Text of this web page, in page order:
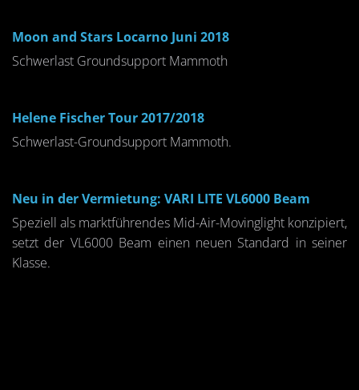
Moon and Stars Locarno Juni 2018
Schwerlast Groundsupport Mammoth
Helene Fischer Tour 2017/2018
Schwerlast-Groundsupport Mammoth.
Neu in der Vermietung: VARI LITE VL6000 Beam
Speziell als marktführendes Mid-Air-Movinglight konzipiert,
setzt der VL6000 Beam einen neuen Standard in seiner
Klasse.